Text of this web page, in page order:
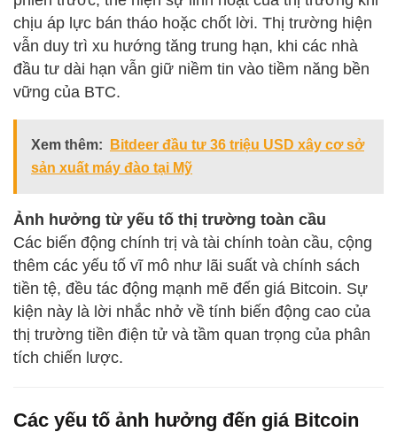
chịu áp lực bán tháo hoặc chốt lời. Thị trường hiện
vẫn duy trì xu hướng tăng trung hạn, khi các nhà
đầu tư dài hạn vẫn giữ niềm tin vào tiềm năng bền
vững của BTC.
Xem thêm:
Bitdeer đầu tư 36 triệu USD xây cơ sở
sản xuất máy đào tại Mỹ
Ảnh hưởng từ yếu tố thị trường toàn cầu
Các biến động chính trị và tài chính toàn cầu, cộng
thêm các yếu tố vĩ mô như lãi suất và chính sách
tiền tệ, đều tác động mạnh mẽ đến giá Bitcoin. Sự
kiện này là lời nhắc nhở về tính biến động cao của
thị trường tiền điện tử và tầm quan trọng của phân
tích chiến lược.
Các yếu tố ảnh hưởng đến giá Bitcoin